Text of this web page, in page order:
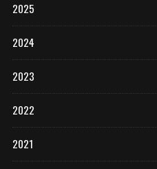
2025
2024
2023
2022
2021